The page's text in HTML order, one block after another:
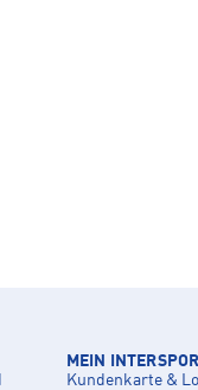
MEIN
Kundenkarte &